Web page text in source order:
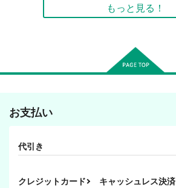
もっと見る！
お支払い
代引き
クレジットカード キャッシュレス決済